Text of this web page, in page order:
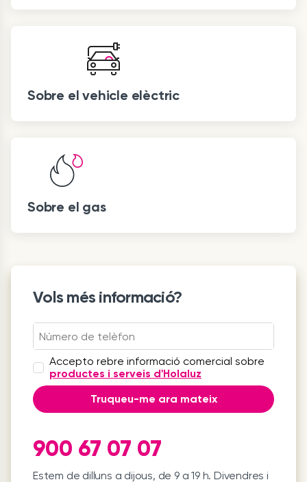
Sobre el vehicle elèctric
Sobre el gas
Vols més informació?
Accepto rebre informació comercial sobre
productes i serveis d'Holaluz
Truqueu-me ara mateix
900 67 07 07
Estem de dilluns a dijous, de 9 a 19 h. Divendres i